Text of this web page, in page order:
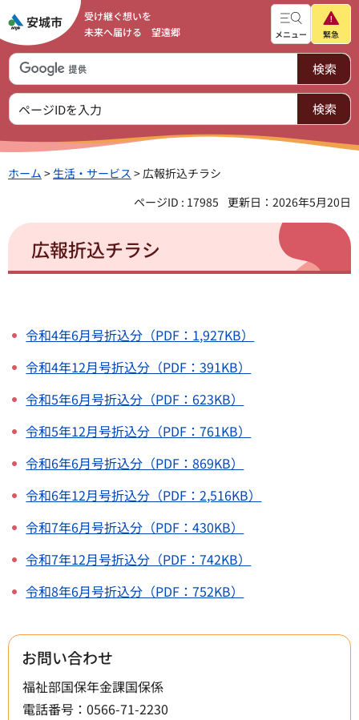
受け継ぐ想いを
未来へ届ける 望遠郷
メニュー 緊急
ホーム > 生活・サービス > 広報折込チラシ
ページID : 17985
更新日：2026年5月20日
広報折込チラシ
令和4年6月号折込分（PDF：1,927KB）
令和4年12月号折込分（PDF：391KB）
令和5年6月号折込分（PDF：623KB）
令和5年12月号折込分（PDF：761KB）
令和6年6月号折込分（PDF：869KB）
令和6年12月号折込分（PDF：2,516KB）
令和7年6月号折込分（PDF：430KB）
令和7年12月号折込分（PDF：742KB）
令和8年6月号折込分（PDF：752KB）
お問い合わせ
福祉部国保年金課国保係
電話番号：0566-71-2230